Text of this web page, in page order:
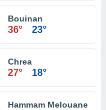
Bouinan
36° 23°
Chrea
27° 18°
Hammam Melouane